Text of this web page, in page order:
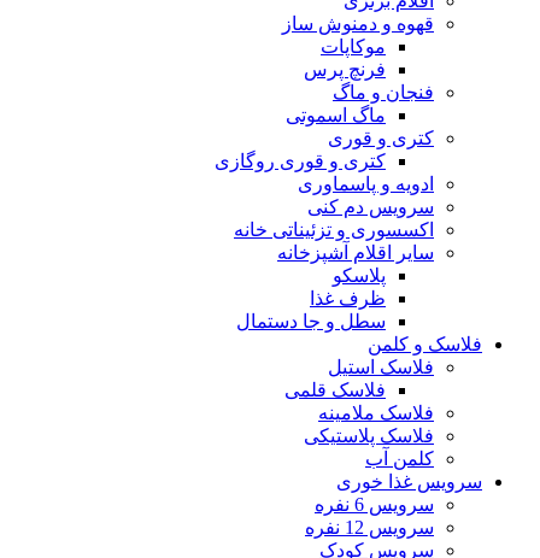
قهوه و دمنوش ساز
موکاپات
فرنچ پرس
فنجان و ماگ
ماگ اسموتی
کتری و قوری
کتری و قوری روگازی
ادویه و پاسماوری
سرویس دم کنی
اکسسوری و تزئیناتی خانه
سایر اقلام آشپزخانه
پلاسکو
ظرف غذا
سطل و جا دستمال
فلاسک و کلمن
فلاسک استیل
فلاسک قلمی
فلاسک ملامینه
فلاسک پلاستیکی
کلمن آب
سرویس غذا خوری
سرویس 6 نفره
سرویس 12 نفره
سرویس کودک